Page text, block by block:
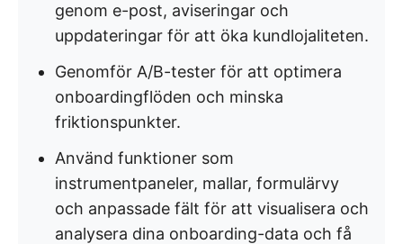
genom e-post, aviseringar och
uppdateringar för att öka kundlojaliteten.
Genomför A/B-tester för att optimera
onboardingflöden och minska
friktionspunkter.
Använd funktioner som
instrumentpaneler, mallar, formulärvy
och anpassade fält för att visualisera och
analysera dina onboarding-data och få